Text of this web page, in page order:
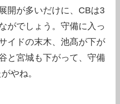
開が多いだけに、CBは3
がでしょう。守備に入っ
イドの末木、池髙が下が
と宮城も下がって、守備
やね。